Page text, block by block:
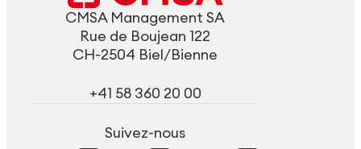
CMSA Management SA
Rue de Boujean 122
CH-2504 Biel/Bienne
+41 58 360 20 00
Suivez-nous